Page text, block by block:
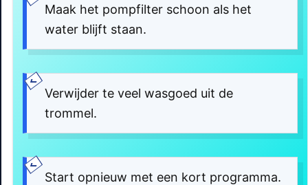
Maak het pompfilter schoon als het
water blijft staan.
Verwijder te veel wasgoed uit de
trommel.
Start opnieuw met een kort programma.